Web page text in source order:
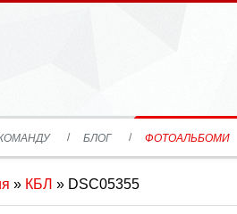
БЛОГ ФОТОАЛЬБОМИ
» КБЛ » DSC05355